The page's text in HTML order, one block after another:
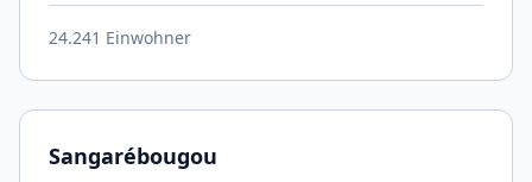
24.241 Einwohner
Sangarébougou